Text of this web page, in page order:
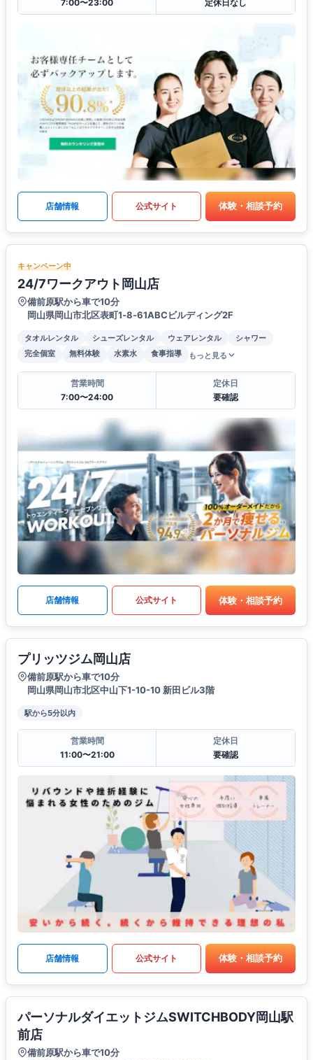
7:00〜23:00
定休日なし
店舗情報 公式サイト 体験・相談予約
キャンペーン中
24/7ワークアウト岡山店
備前原駅から車で10分
岡山県岡山市北区表町1‐8‐61ABCビルディング2F
タオルレンタル シューズレンタル ウェアレンタル
シャワー
完全個室
無料体験 水素水 食事指導 もっと見る
営業時間
7:00〜24:00
定休日
要確認
店舗情報 公式サイト 体験・相談予約
プリッツジム岡山店
備前原駅から車で10分
岡山県岡山市北区中山下1-10-10 新田ビル3階
駅から5分以内
営業時間
11:00〜21:00
定休日
要確認
店舗情報 公式サイト 体験・相談予約
パーソナルダイエットジムSWITCHBODY岡山駅
前店
備前原駅から車で10分